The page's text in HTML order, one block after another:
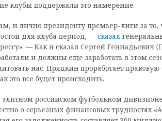
клубы поддержали это намерение.
и лично президенту премьер-лиги за то,
для клуба период, — сказал
— Как и сказал Сергей
и должны еще заработать в этом
нас. Прядкин проработает правовую
это все будет происходить.
элитном российском футбольном
о серьезных финансовых